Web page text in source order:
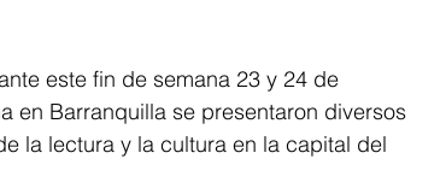
AFRO
este fin de semana 23 y 24 de
en Barranquilla se presentaron diversos
la lectura y la cultura en la capital del